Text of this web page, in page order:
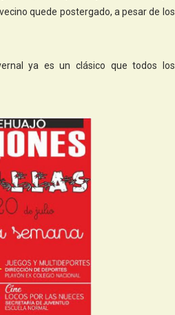
quede postergado, a pesar de los
ya es un clásico que todos los